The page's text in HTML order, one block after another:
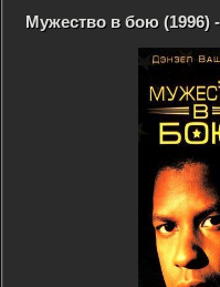
Мужество в бою (1996)